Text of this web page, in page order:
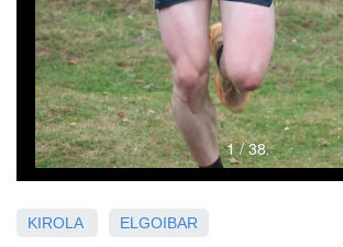
KIROLA ELGOIBAR